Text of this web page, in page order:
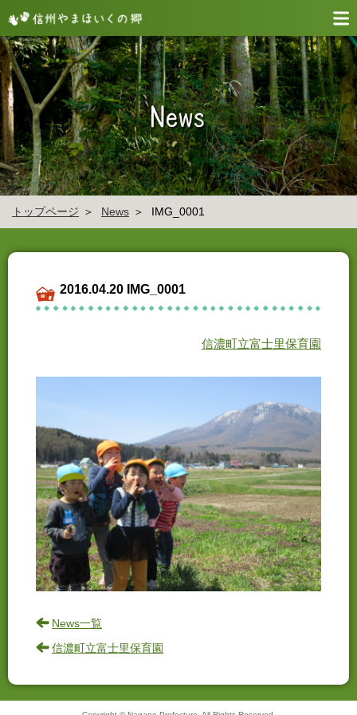
トップページ News IMG_0001
2016.04.20 IMG_0001
信濃町立富士里保育園
News一覧
信濃町立富士里保育園